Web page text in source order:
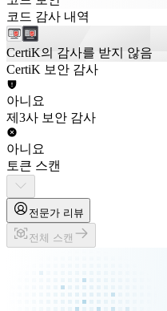
코드 감사 내역
CertiK의 감사를 받지 않음
CertiK 보안 감사
아니요
제3사 보안 감사
아니요
토큰 스캔
전문가 리뷰
전체 스캔